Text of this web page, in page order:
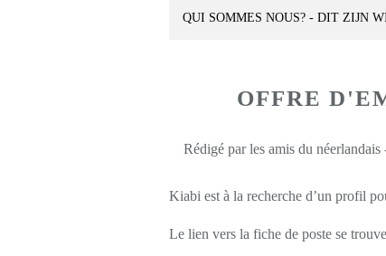
QUI SOMMES NOUS? - DIT ZIJN
OFFRE
Rédigé par les amis du
Kiabi est à la recherche d’un profil
Le lien vers la fiche de poste se